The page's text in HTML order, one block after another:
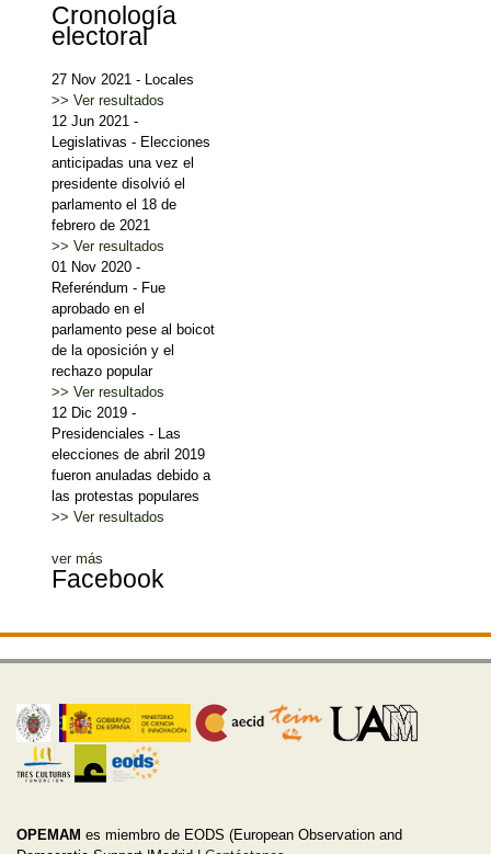
Cronología
electoral
27 Nov 2021 - Locales
>> Ver resultados
12 Jun 2021 -
Legislativas - Elecciones
anticipadas una vez el
presidente disolvió el
parlamento el 18 de
febrero de 2021
>> Ver resultados
01 Nov 2020 -
Referéndum - Fue
aprobado en el
parlamento pese al boicot
de la oposición y el
rechazo popular
>> Ver resultados
12 Dic 2019 -
Presidenciales - Las
elecciones de abril 2019
fueron anuladas debido a
las protestas populares
>> Ver resultados
ver más
Facebook
OPEMAM es miembro de EODS (European Observation and